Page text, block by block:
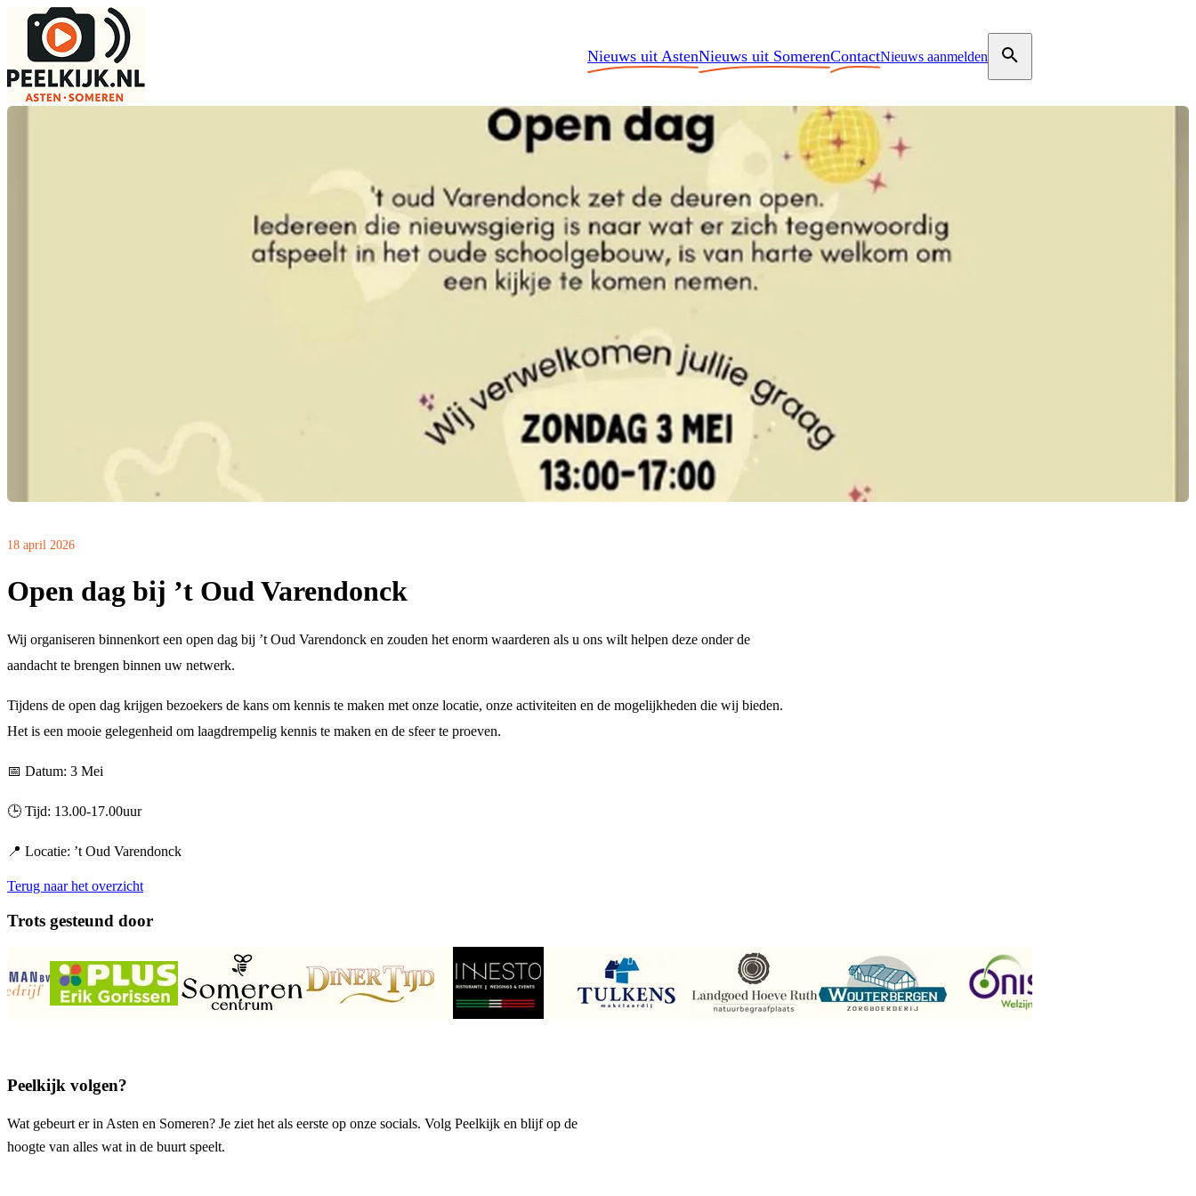
Nieuws uit AstenNieuws uit SomerenContactNieuws aanmelden
18 april 2026
Open dag bij ’t Oud Varendonck
Wij organiseren binnenkort een open dag bij ’t Oud Varendonck en zouden het enorm waarderen als u ons wilt helpen deze onder de
aandacht te brengen binnen uw netwerk.
Tijdens de open dag krijgen bezoekers de kans om kennis te maken met onze locatie, onze activiteiten en de mogelijkheden die wij bieden.
Het is een mooie gelegenheid om laagdrempelig kennis te maken en de sfeer te proeven.
📅 Datum: 3 Mei
🕒 Tijd: 13.00-17.00uur
📍 Locatie: ’t Oud Varendonck
Terug naar het overzicht
Trots gesteund door
Peelkijk volgen?
Wat gebeurt er in Asten en Someren? Je ziet het als eerste op onze socials. Volg Peelkijk en blijf op de
hoogte van alles wat in de buurt speelt.